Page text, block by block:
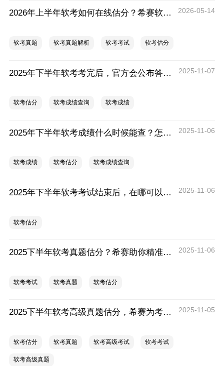
2026年上半年软考如何在线估分？希赛软考​2026上半年考后真题估分预约 2026-05-14
软考真题 软考真题解析 软考考试 软考估分
2025年下半年软考考完后，官方会公布答案吗？ 2025-11-07
软考估分 软考成绩查询 软考成绩
2025年下半年软考成绩什么时候能查？怎么查？ 2025-11-06
软考成绩 软考估分 软考成绩查询
2025年下半年软考考试结束后，在哪可以对答案？ 2025-11-06
软考估分
2025下半年软考真题估分？希赛助你精准评估！ 2025-11-06
软考考试 软考真题 软考估分
2025下半年软考高级真题估分，希赛为考生提供专业的考后评估服务！ 2025-11-05
软考估分 软考真题 软考高级考试 软考考试
软考高级真题